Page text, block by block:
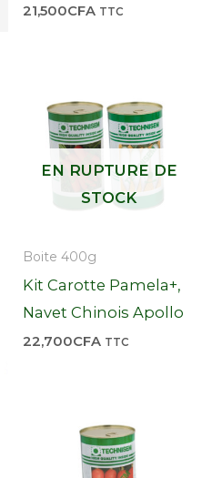
21,500CFA TTC
EN RUPTURE DE
STOCK
Boite 400g
Kit Carotte Pamela+,
Navet Chinois Apollo
22,700CFA TTC